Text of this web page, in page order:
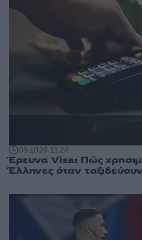
08:1029.11.24
Έρευνα Visa: Πώς
Έλληνες όταν